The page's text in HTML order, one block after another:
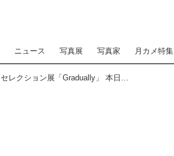
ニュース 写真展 写真家 月カメ特集
水咲奈々 THE GALLERY セレクション展「Gradually」 本日5月26日（火）から @ニコンプラザ東京・大阪